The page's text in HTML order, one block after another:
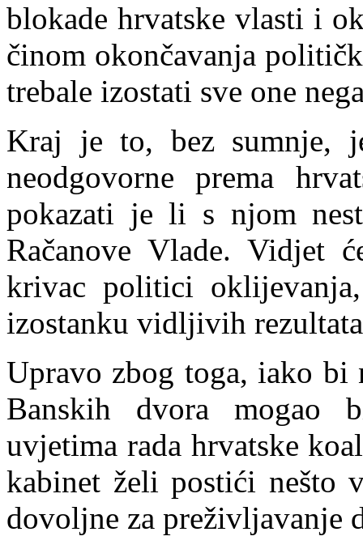
blokade hrvatske vlasti i
činom okončavanja
trebale izostati sve one
Kraj je to, bez sumnje,
neodgovorne prema
pokazati je li s njom
Račanove Vlade.
krivac politici
izostanku vidljivih
Upravo zbog toga, iako bi
Banskih dvora mogao
uvjetima rada hrvatske
kabinet želi postići nešto
dovoljne za preživljavanje